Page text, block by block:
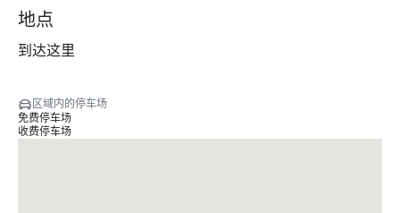
地点
到达这里
区域内的停车场
免费停车场
收费停车场